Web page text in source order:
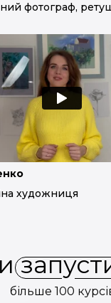
фотограф,
художниця
більше 100